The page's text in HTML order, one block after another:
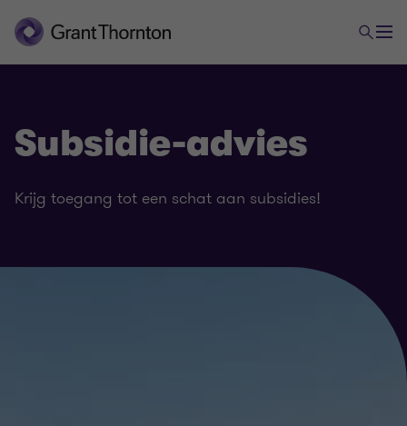
Subsidie-advies
Krijg toegang tot een schat aan subsidies!